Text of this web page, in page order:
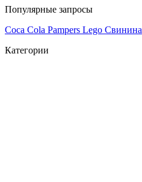
Популярные запросы
Coca Cola Pampers Lego Cвинина
Категории